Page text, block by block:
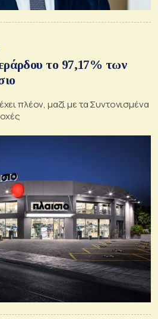
το 97,17% των
πλέον, μαζί με τα Συντονισμένα